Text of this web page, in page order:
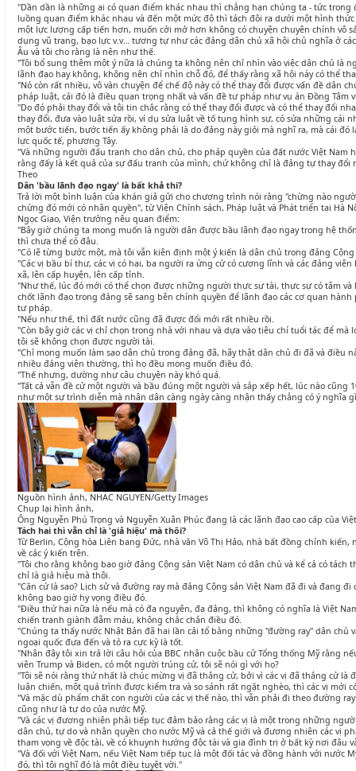
"Dần dần là những ai có quan điểm khác nhau thì chẳng hạn chúng ta - tức trong
luồng quan điểm khác nhau và đến một mức độ thì tách đôi ra dưới một hình thức
một lực lượng cấp tiến hơn, muốn cởi mở hơn không có chuyện chuyên chính vô
dụng vũ trang, bạo lực v.v… tương tự như các đảng dân chủ xã hội chủ nghĩa ở
Âu và tôi cho rằng là nên như thế.
"Tôi bổ sung thêm một ý nữa là chúng ta không nên chỉ nhìn vào việc dân chủ là
lãnh đạo hay không, không nên chỉ nhìn chỗ đó, để thấy rằng xã hội này có thể
"Nó còn rất nhiều, vô vàn chuyện để chế độ này có thể thay đổi được vấn đề dân
pháp luật, cái đó là điều quan trọng nhất và vấn đề tư pháp như vụ án Đồng Tâm
"Do đó phải thay đổi và tôi tin chắc rằng có thể thay đổi được và có thể thay đổi
thay đổi, đưa vào luật sửa rồi, ví dụ sửa luật về tố tụng hình sự, có sửa những cái
một bước tiến, bước tiến ấy không phải là do đảng này giỏi mà nghĩ ra, mà cái đó
lực quốc tế, phương Tây.
"Và những người đấu tranh cho dân chủ, cho pháp quyền của đất nước Việt Nam
rằng đấy là kết quả của sự đấu tranh của mình, chứ không chỉ là đảng tự thay đổi
Theo
Dân 'bầu lãnh đạo ngay' là bất khả thi?
Trả lời một bình luận của khán giả gửi cho chương trình nói rằng "chừng nào
chừng đó mới có nhân quyền", từ Viện Chính sách, Pháp luật và Phát triển tại Hà
Ngọc Giao, Viện trưởng nêu quan điểm:
"Bây giờ chúng ta mong muốn là người dân được bầu lãnh đạo ngay trong hệ
thì chưa thể có đâu.
"Có lẽ từng bước một, mà tôi vẫn kiên định một ý kiến là dân chủ trong đảng
"Các vị bầu bí thư, các vị có hai, ba người ra ứng cử có cương lĩnh và các đảng
xã, lên cấp huyện, lên cấp tỉnh.
"Như thế, lúc đó mới có thể chọn được những người thực sự tài, thực sự có tâm
chốt lãnh đạo trong đảng sẽ sang bên chính quyền để lãnh đạo các cơ quan hành
tư pháp.
"Nếu như thế, thì đất nước cũng đã được đổi mới rất nhiều rồi.
"Còn bây giờ các vị chỉ chọn trong nhà với nhau và dựa vào tiêu chí tuổi tác để mà
tôi sẽ không chọn được người tài.
"Chỉ mong muốn làm sao dân chủ trong đảng đã, hãy thật dân chủ đi đã và điều
nhiều đảng viên thường, thì họ đều mong muốn điều đó.
"Thế nhưng, dường như câu chuyện này khó quá.
"Tất cả vẫn đề cử một người và bầu đúng một người và sắp xếp hết, lúc nào cũng
như một sự trình diễn mà nhân dân càng ngày càng nhận thấy chẳng có ý nghĩa
Nguồn hình ảnh, NHAC NGUYEN/Getty Images
Chụp lại hình ảnh,
Ông Nguyễn Phú Trọng và Nguyễn Xuân Phúc đang là các lãnh đạo cao cấp của
Tách hai thì vẫn chỉ là 'giả hiệu' mà thôi?
Từ Berlin, Cộng hòa Liên bang Đức, nhà văn Võ Thị Hảo, nhà bất đồng chính kiến,
về các ý kiến trên.
"Tôi cho rằng không bao giờ đảng Cộng sản Việt Nam có dân chủ và kể cả có tách
chỉ là giả hiệu mà thôi.
"Căn cứ là sao? Lịch sử và đường ray mà đảng Cộng sản Việt Nam đã đi và đang
không bao giờ hy vọng điều đó.
"Điều thứ hai nữa là nếu mà có đa nguyên, đa đảng, thì không có nghĩa là Việt
chiến tranh giành đẫm máu, không chắc chắn điều đó.
"Chúng ta thấy nước Nhật Bản đã hai lần cải tổ bằng những "đường ray" dân chủ
ngoại quốc đưa đến và tỏ ra cực kỳ là tốt.
"Nhân đây tôi xin trả lời câu hỏi của BBC nhân cuộc bầu cử Tổng thống Mỹ rằng
viên Trump và Biden, có một người trúng cử, tôi sẽ nói gì với họ?
"Tôi sẽ nói rằng thứ nhất là chúc mừng vị đã thắng cử, bởi vì các vị đã thắng cử là
luận chiến, một quá trình được kiểm tra và so sánh rất ngặt nghèo, thì các vị mới
"Và mặc dù phẩm chất con người của các vị thế nào, thì vẫn phải đi theo đường
cũng như là tự do của nước Mỹ.
"Và các vị đương nhiên phải tiếp tục đảm bảo rằng các vị là một trong những
dân chủ, tự do và nhân quyền cho nước Mỹ và cả thế giới và đương nhiên các vị
tham vọng về độc tài, về có khuynh hướng độc tài và gia đình trị ở bất kỳ nơi đâu
"Và đối với Việt Nam, nếu Việt Nam tiếp tục là một đối tác và đồng hành với nước
đó, thì tôi nghĩ đó là một điều tuyệt vời."